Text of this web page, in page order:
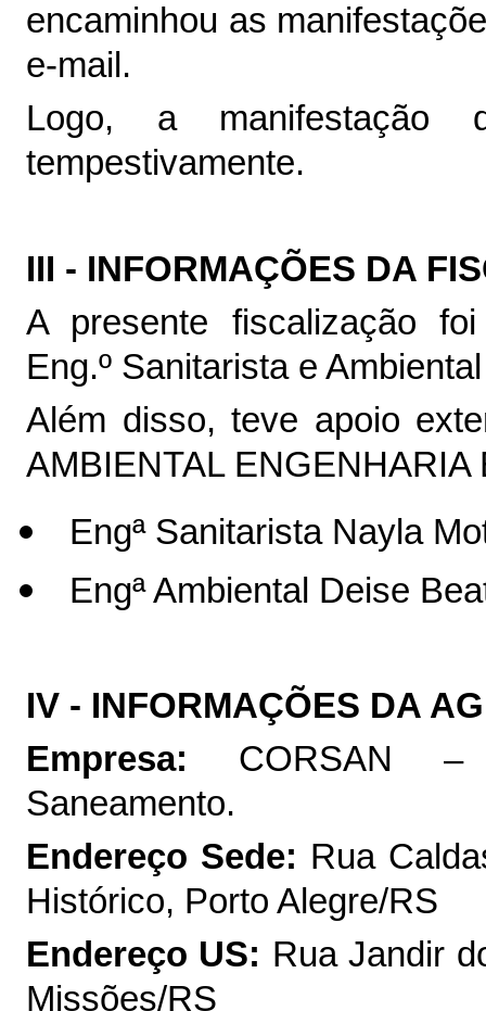
encaminhou as
e-mail.
Logo, a manifestação
tempestivamente.
III - INFORMAÇÕES DA
A presente fiscalização
Eng.º Sanitarista e
Além disso, teve apoio
AMBIENTAL
Engª Sanitarista Nayla
Engª Ambiental Deise
IV - INFORMAÇÕES DA
Empresa: CORSAN –
Saneamento.
Endereço Sede: Rua
Histórico, Porto Alegre/RS
Endereço US: Rua Jandir
Missões/RS